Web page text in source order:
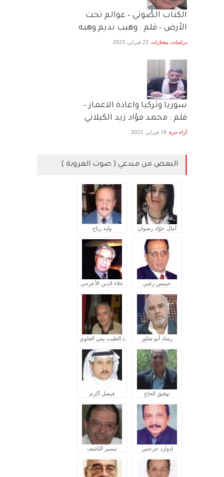
الكتاب الصَّوتي – عوالم تحت
الأرض – قلم : وهيب نديم وهبه
دراسات, مختارات 23 فبراير، 2023
سوريا وتركيا واعادة الاعمار –
قلم : محمد فؤاد زيد الكيلاني
آراء حرة 18 فبراير، 2023
البعض من مبدعي ( صوت العروبة )
آمال عوّاد رضوان وليد رباح
جيمس زغبي علاء الدين الأعرجي
رشاد أبو شاور د.الطيب بيتي العلوي
توفيق الحاج فيصل أكرم
إدوارد جرجس تيسير الناشف